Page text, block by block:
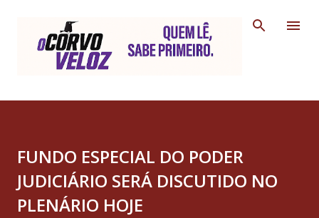
FUNDO ESPECIAL DO PODER
JUDICIÁRIO SERÁ DISCUTIDO NO
PLENÁRIO HOJE